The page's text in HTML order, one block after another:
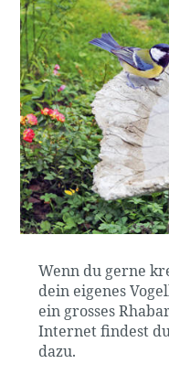
Wenn du gerne
dein eigenes
ein grosses
Internet findest
dazu.